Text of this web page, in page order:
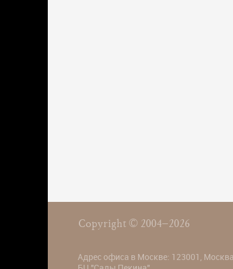
Copyright © 2004–2026
Адрес офиса в Москве: 123001,